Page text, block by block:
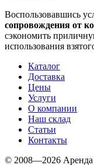
Воспользовавшись
сопровождения от
сэкономить
использования
Каталог
Доставка
Цены
Услуги
О компании
Наш склад
Статьи
Контакты
© 2008—2026 Аренда